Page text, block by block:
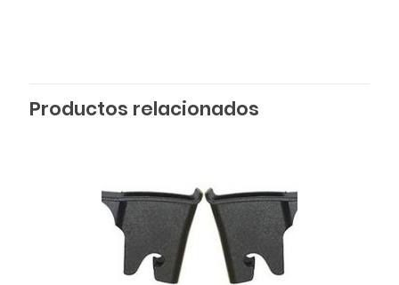
Productos relacionados